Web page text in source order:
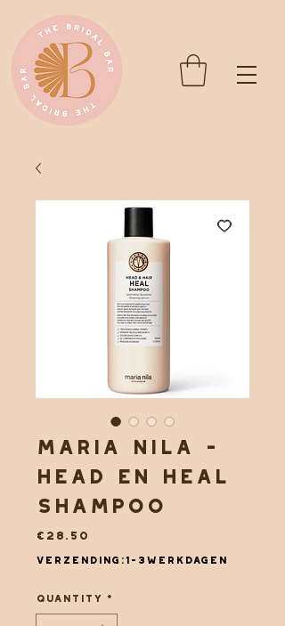
Maria Nila -
Head en Heal
Shampoo
€28.50
Verzending:1-3werkdagen
Quantity *